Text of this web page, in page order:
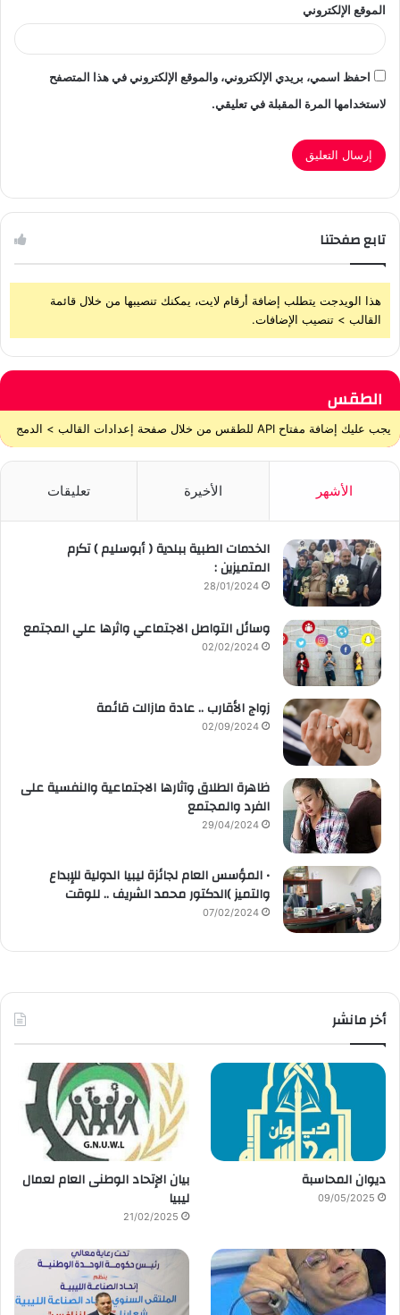
الموقع الإلكتروني
احفظ اسمي، بريدي الإلكتروني، والموقع الإلكتروني في هذا المتصفح
لاستخدامها المرة المقبلة في تعليقي.
تابع صفحتنا
هذا الويدجت يتطلب إضافة أرقام لايت، يمكنك تنصيبها من خلال قائمة
القالب > تنصيب الإضافات.
الطقس
يجب عليك إضافة مفتاح API للطقس من خلال صفحة إعدادات القالب > الدمج
الأشهر الأخيرة تعليقات
الخدمات الطبية ببلدية ( أبوسليم ) تكرم
المتميزين :
28/01/2024
وسائل التواصل الاجتماعي واثرها علي المجتمع
02/02/2024
زواج الأقارب .. عادة مازالت قائمة
02/09/2024
ظاهرة الطلاق وآثارها الاجتماعية والنفسية على
الفرد والمجتمع
29/04/2024
• المؤسس العام لجائزة ليبيا الدولية للإبداع
والتميز )الدكتور محمد الشريف .. للوقت
07/02/2024
أخر مانشر
ديوان المحاسبة
09/05/2025
بيان الإتحاد الوطنى العام لعمال
ليبيا
21/02/2025